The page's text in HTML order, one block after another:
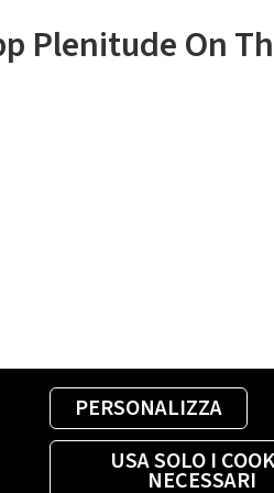
PERSONALIZZA
USA SOLO I
NECESSARI
Plenitude On